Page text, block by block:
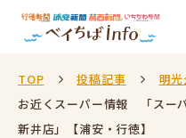
TOP 投稿記事
明
お近くスーパー情報 「スー
新井店」【浦安・行徳】